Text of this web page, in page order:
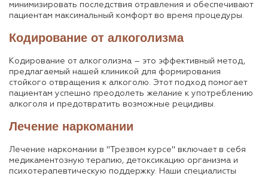
минимизировать последствия отравления и обеспечивают
пациентам максимальный комфорт во время процедуры.
Кодирование от алкоголизма
Кодирование от алкоголизма – это эффективный метод,
предлагаемый нашей клиникой для формирования
стойкого отвращения к алкоголю. Этот подход помогает
пациентам успешно преодолеть желание к употреблению
алкоголя и предотвратить возможные рецидивы.
Лечение наркомании
Лечение наркомании в "Трезвом курсе" включает в себя
медикаментозную терапию, детоксикацию организма и
психотерапевтическую поддержку. Наши специалисты